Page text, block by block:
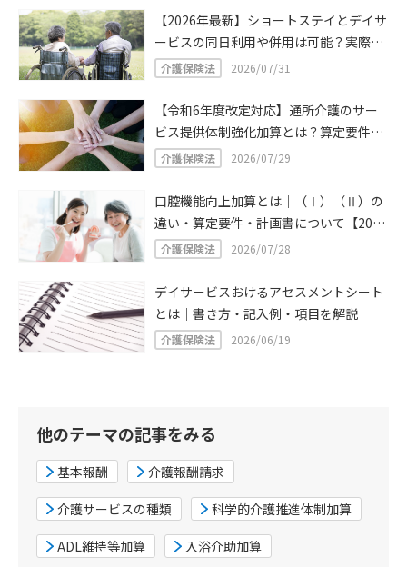
【2026年最新】ショートステイとデイサ
ービスの同日利用や併用は可能？実際に
同日利用・併用したケースや注意点を解
介護保険法 2026/07/31
【令和6年度改定対応】通所介護のサー
ビス提供体制強化加算とは？算定要件・
計算方法
介護保険法 2026/07/29
口腔機能向上加算とは｜（Ⅰ）（Ⅱ）の
違い・算定要件・計画書について【2024
年介護報酬改定】
介護保険法 2026/07/28
デイサービスおけるアセスメントシート
とは｜書き方・記入例・項目を解説
介護保険法 2026/06/19
他のテーマの記事をみる
基本報酬 介護報酬請求
介護サービスの種類 科学的介護推進体制加算
ADL維持等加算 入浴介助加算